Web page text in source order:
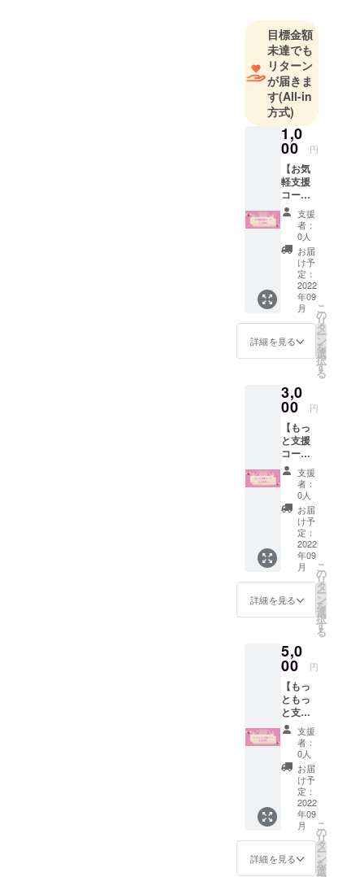
目標金額
未達でも
リターン
が届きま
す(All-in
方式)
1,0
00 円
【お気
軽支援
コー
ス】 ♡
お絵描
きチェ
キ1枚提
供♡ ✱
ご帰宅
時にリ
ターン
メール
画面を
ご提示
でご利
支援
者：
0人
お届
け予
定：
2022
年09
月
詳細を見る
こ
の
リ
タ
ー
ン
を
選
択
す
る
3,0
00 円
【もっ
と支援
コー
ス】 ♡
キャン
プファ
イヤー
限定お
絵かき
付き
チェキ
帳提供
♡ ✱郵
送ご希
望の方
送希望
とご記
入の上
お届け
先のご
記載を
お願い
致しま
す。 ご
帰宅時
受け取
り希望
の場合
は不要
です。
支援
者：
0人
お届
け予
定：
2022
年09
月
詳細を見る
こ
の
リ
タ
ー
ン
を
選
択
す
る
5,0
00 円
【もっ
ともっ
と支援
コー
ス】 ♡
キャン
プファ
イヤー
限定お
絵かき
付チェ
キ帳提
供♡ ♡
ご帰宅
時にメ
支援
者：
0人
お届
け予
定：
2022
年09
月
詳細を見る
こ
の
リ
タ
ー
ン
を
選